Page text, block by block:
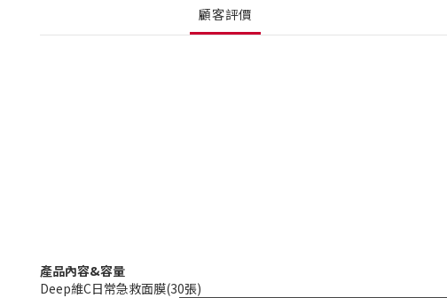
顧客評價
產品內容&容量
Deep維C日常急救面膜(30張)